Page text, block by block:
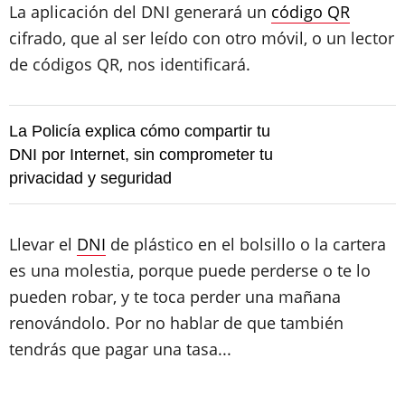
La aplicación del DNI generará un código QR
cifrado, que al ser leído con otro móvil, o un lector
de códigos QR, nos identificará.
La Policía explica cómo compartir tu
DNI por Internet, sin comprometer tu
privacidad y seguridad
Llevar el DNI de plástico en el bolsillo o la cartera
es una molestia, porque puede perderse o te lo
pueden robar, y te toca perder una mañana
renovándolo. Por no hablar de que también
tendrás que pagar una tasa...